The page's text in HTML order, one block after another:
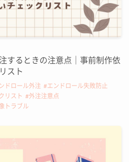
するときの注意点｜事前制作依
スト
ドロール外注
エンドロール失敗防止
リスト
外注注意点
トラブル